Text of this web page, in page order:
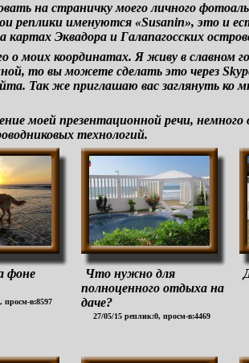
на страничку моего личного
реплики именуются «Susanin», это и
картах Эквадора и Галапагосских
о моих координатах. Я живу в славном
то вы можете сделать это через
Так же приглашаю вас заглянуть
моей презентационной речи, немного
технологий.
фоне
просм-в:8597
Что нужно для
полноценного отдыха на
даче?
27/05/15 реплик:0, просм-в:4469